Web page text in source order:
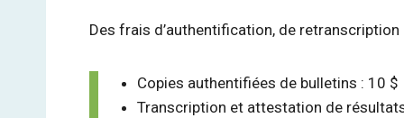
Des frais d’authentification, de retranscription
Copies authentifiées de bulletins : 10 $
Transcription et attestation de